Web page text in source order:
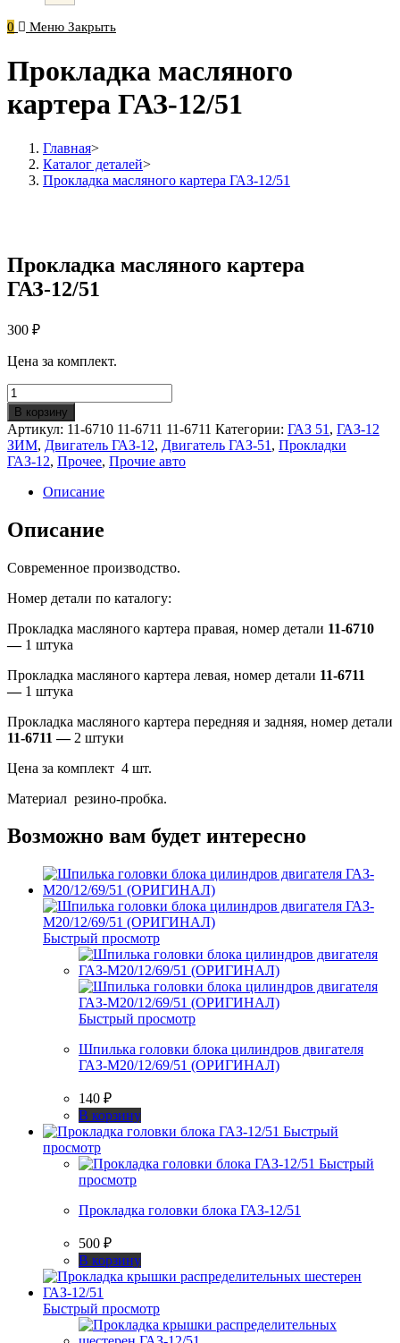
0 Меню Закрыть
Прокладка масляного
картера ГАЗ-12/51
Главная>
Каталог деталей>
Прокладка масляного картера ГАЗ-12/51
Прокладка масляного картера
ГАЗ-12/51
300 ₽
Цена за комплект.
Количество
Прокладка
масляного
картера
ГАЗ-12/51
В корзину
Артикул: 11-6710 11-6711 11-6711 Категории: ГАЗ 51 , ГАЗ-12
ЗИМ, Двигатель ГАЗ-12, Двигатель ГАЗ-51 , Прокладки
ГАЗ-12, Прочее, Прочие авто
Описание
Описание
Современное производство.
Номер детали по каталогу:
Прокладка масляного картера правая, номер детали 11-6710
—1 штука
Прокладка масляного картера левая, номер детали 11-6711
— 1 штука
Прокладка масляного картера передняя и задняя, номер детали
11-6711 —2 штуки
Цена за комплект 4 шт.
Материал резино-пробка.
Возможно вам будет интересно
Быстрый просмотр
Быстрый просмотр
Шпилька головки блока цилиндров двигателя
ГАЗ-М20/12/69/51 (ОРИГИНАЛ)
140 ₽
В корзину
Быстрый
просмотр
Быстрый
просмотр
Прокладка головки блока ГАЗ-12/51
500 ₽
В корзину
Быстрый просмотр